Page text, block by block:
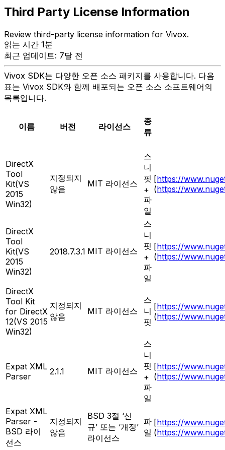
Third Party License Information
Review third-party license information for Vivox.
읽는 시간 1분
최근 업데이트: 7달 전
Vivox SDK는 다양한 오픈 소스 패키지를 사용합니다. 다음
표는 Vivox SDK와 함께 배포되는 오픈 소스 소프트웨어의
목록입니다.
이름 버전 라이선스
종
류
DirectX
Tool
Kit(VS
2015
Win32)
지정되지
않음
MIT 라이선스
스
니
핏
+
파
일
[https://
(https://
DirectX
Tool
Kit(VS
2015
Win32)
2018.7.3.1 MIT 라이선스
스
니
핏
+
파
일
[https://
(https://
DirectX
Tool Kit
for DirectX
12(VS 2015
Win32)
지정되지
않음
MIT 라이선스
스
니
핏
[https://
(https://
Expat XML
Parser
2.1.1 MIT 라이선스
스
니
핏
+
파
일
[https://
(https://
Expat XML
Parser -
BSD 라이
선스
지정되지
않음
BSD 3절 ‘신
규’ 또는 ‘개정’
라이선스
파
일
[https://
(https://